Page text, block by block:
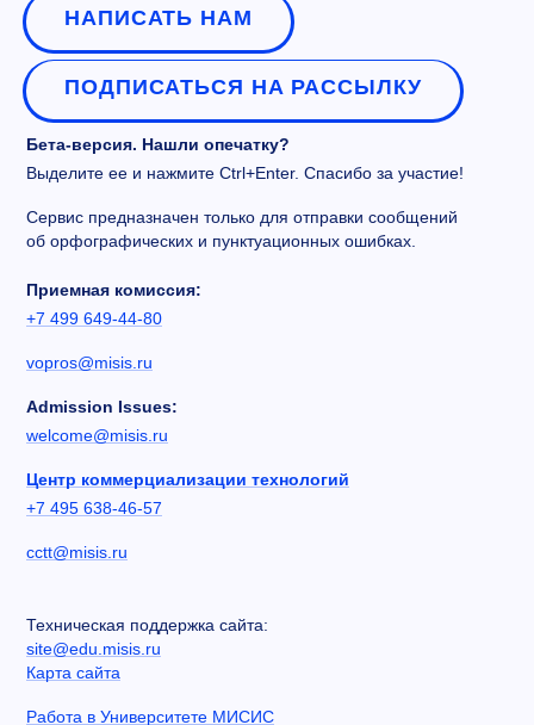
НАПИСАТЬ НАМ
ПОДПИСАТЬСЯ НА РАССЫЛКУ
Бета-версия. Нашли опечатку?
Выделите ее и нажмите Ctrl+Enter. Спасибо за участие!
Сервис предназначен только для отправки сообщений
об орфографических и пунктуационных ошибках.
Приемная комиссия:
+7 499 649-44-80
vopros@misis.ru
Admission Issues:
welcome@misis.ru
Центр коммерциализации технологий
+7 495 638-46-57
cctt@misis.ru
Техническая поддержка сайта:
site@edu.misis.ru
Карта сайта
Работа в Университете МИСИС